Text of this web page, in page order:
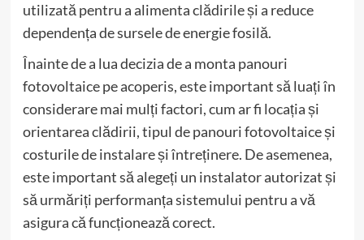
utilizată pentru a alimenta clădirile și a reduce
dependența de sursele de energie fosilă.
Înainte de a lua decizia de a monta panouri
fotovoltaice pe acoperis, este important să luați în
considerare mai mulți factori, cum ar fi locația și
orientarea clădirii, tipul de panouri fotovoltaice și
costurile de instalare și întreținere. De asemenea,
este important să alegeți un instalator autorizat și
să urmăriți performanța sistemului pentru a vă
asigura că funcționează corect.